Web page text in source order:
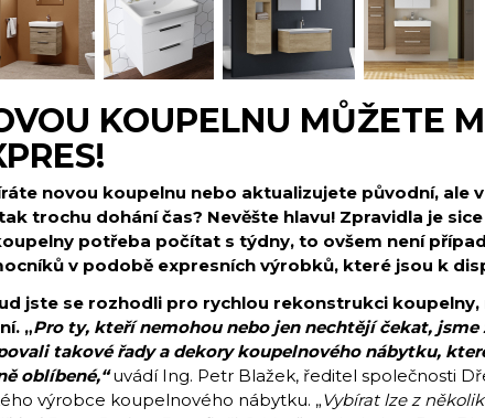
KOUPELNU MŮŽETE
novou koupelnu nebo aktualizujete původní, ale
trochu dohání čas? Nevěšte hlavu! Zpravidla je
potřeba počítat s týdny, to ovšem není
v podobě expresních výrobků, které jsou k
jste se rozhodli pro rychlou rekonstrukci koupelny,
„Pro ty, kteří nemohou nebo jen nechtějí čekat, jsme
takové řady a dekory koupelnového nábytku,
oblíbené,“uvádí Ing. Petr Blažek, ředitel společnosti
výrobce koupelnového nábytku. „Vybírat lze z